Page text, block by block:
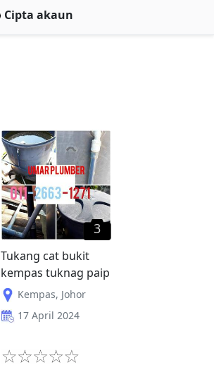
Cipta akaun
3
Tukang cat bukit
kempas tuknag paip
Kempas, Johor
17 April 2024